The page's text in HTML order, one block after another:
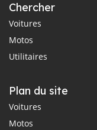
Chercher
Voitures
Motos
Utilitaires
Plan du site
Voitures
Motos